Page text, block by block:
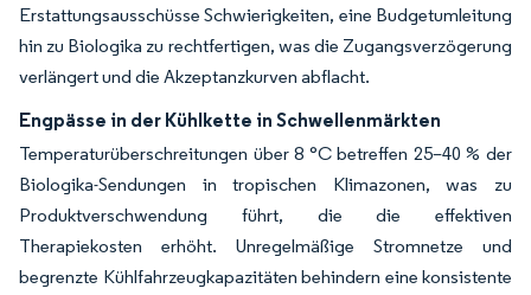
Erstattungsausschüsse Schwierigkeiten, eine Budgetumleitung
hin zu Biologika zu rechtfertigen, was die Zugangsverzögerung
verlängert und die Akzeptanzkurven abflacht.
Engpässe in der Kühlkette in Schwellenmärkten
Temperaturüberschreitungen über 8 °C betreffen 25–40 % der
Biologika-Sendungen in tropischen Klimazonen, was zu
Produktverschwendung führt, die die effektiven
Therapiekosten erhöht. Unregelmäßige Stromnetze und
begrenzte Kühlfahrzeugkapazitäten behindern eine konsistente